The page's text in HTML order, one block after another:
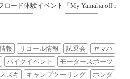
ロード体験イベント「My Yamaha off-r
報 リコール情報 試乗会
ヤマハ
バイクイベント
モータースポーツ
スズキ キャンプツーリング ホンダ